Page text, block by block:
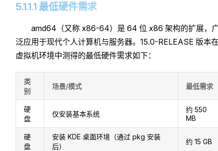
5.1.1.1 最低硬件需求
amd64（又称 x86-64）是 64 位 x86 架构的扩展，
泛应用于现代个人计算机与服务器。15.0-RELEASE 版本
虚拟机环境中测得的最低硬件需求如下：
类
别
场景/模式 最低需求
硬
盘
仅安装基本系统
约 550
MB
硬
盘
安装 KDE 桌面环境（通过 pkg 安装
后）
约 15 GB